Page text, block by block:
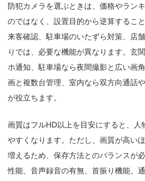
防犯カメラを選ぶときは、価格やラン
のではなく、設置目的から逆算するこ
来客確認、駐車場のいたずら対策、店
りでは、必要な機能が異なります。玄
ホ通知、駐車場なら夜間撮影と広い画
画と複数台管理、室内なら双方向通話
が役立ちます。
画質はフルHD以上を目安にすると、人
やすくなります。ただし、画質が高い
増えるため、保存方法とのバランスが
性能、音声録音の有無、首振り機能、